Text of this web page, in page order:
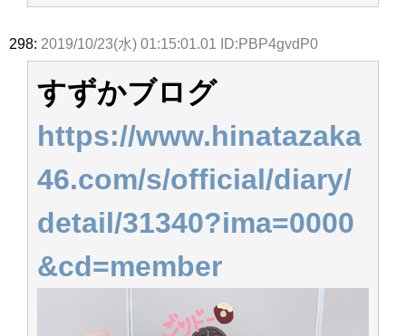
298: 2019/10/23(水) 01:15:01.01 ID:PBP4gvdP0
すずかブログ
https://www.hinatazaka
46.com/s/official/diary/
detail/31340?ima=0000
&cd=member